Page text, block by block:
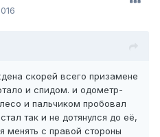
скорей всего призамене
и спидом. и одометр-
и пальчиком пробовал
так и не дотянулся до её,
менять с правой стороны